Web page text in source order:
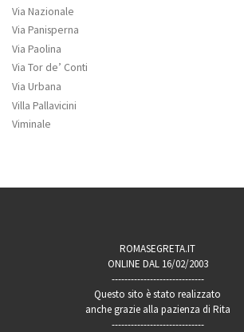
Via Nazionale
Via Panisperna
Via Paolina
Via Tor de’ Conti
Via Urbana
Villa Pallavicini
Viminale
ROMASEGRETA.IT
ONLINE DAL 16/02/2003
-----------------------------
Questo sito è stato realizzato
anche grazie alla pazienza di Rita
-----------------------------